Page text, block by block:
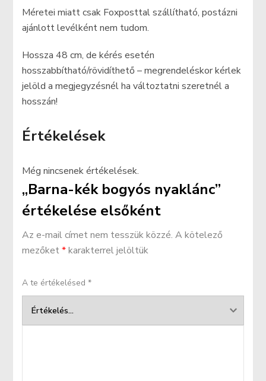
Méretei miatt csak Foxposttal szállítható, postázni
ajánlott levélként nem tudom.
Hossza 48 cm, de kérés esetén
hosszabbítható/rövidíthető – megrendeléskor kérlek
jelöld a megjegyzésnél ha változtatni szeretnél a
hosszán!
Értékelések
Még nincsenek értékelések.
„Barna-kék bogyós nyaklánc”
értékelése elsőként
Az e-mail címet nem tesszük közzé. A kötelező
mezőket*karakterrel jelöltük
A te értékelésed*